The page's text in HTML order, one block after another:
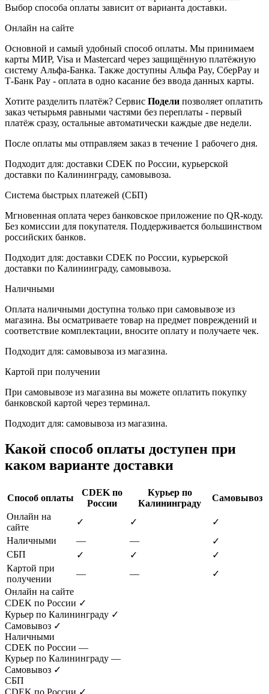
Выбор способа оплаты зависит от варианта доставки.
Онлайн на сайте
Основной и самый удобный способ оплаты. Мы принимаем
карты МИР, Visa и Mastercard через защищённую платёжную
систему Альфа-Банка. Также доступны Альфа Pay, СберPay и
Т-Банк Pay - оплата в одно касание без ввода данных карты.
Хотите разделить платёж? Сервис Подели позволяет оплатить
заказ четырьмя равными частями без переплаты - первый
платёж сразу, остальные автоматически каждые две недели.
После оплаты мы отправляем заказ в течение 1 рабочего дня.
Подходит для: доставки CDEK по России, курьерской
доставки по Калининграду, самовывоза.
Система быстрых платежей (СБП)
Мгновенная оплата через банковское приложение по QR-коду.
Без комиссии для покупателя. Поддерживается большинством
российских банков.
Подходит для: доставки CDEK по России, курьерской
доставки по Калининграду, самовывоза.
Наличными
Оплата наличными доступна только при самовывозе из
магазина. Вы осматриваете товар на предмет повреждений и
соответствие комплектации, вносите оплату и получаете чек.
Подходит для: самовывоза из магазина.
Картой при получении
При самовывозе из магазина вы можете оплатить покупку
банковской картой через терминал.
Подходит для: самовывоза из магазина.
Какой способ оплаты доступен при
каком варианте доставки
Способ оплаты
CDEK по
России
Курьер по
Калининграду
Самовывоз
Онлайн на
сайте
✓ ✓
✓
Наличными
— —
✓
СБП
✓ ✓
✓
Картой при
получении
— —
✓
Онлайн на сайте
CDEK по России ✓
Курьер по Калининграду ✓
Самовывоз ✓
Наличными
CDEK по России —
Курьер по Калининграду —
Самовывоз ✓
СБП
CDEK по России ✓